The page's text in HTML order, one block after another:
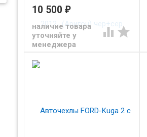
Чехлы из экокожи Автопилот
для Форд Куга 2 с 2012
10 500 ₽
наличие товара
уточняйте у
менеджера
 